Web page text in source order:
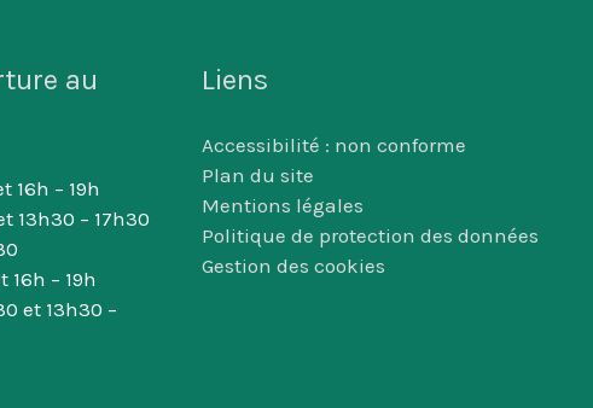
au
16h – 19h
13h30 – 17h30
16h – 19h
et 13h30 –
Liens
Accessibilité : non conforme
Plan du site
Mentions légales
Politique de protection des données
Gestion des cookies